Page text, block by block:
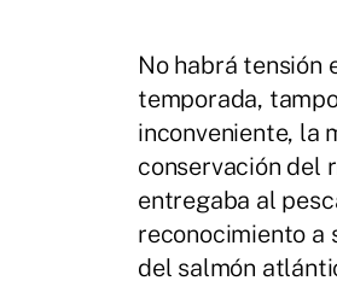
No habrá tensión
temporada,
inconveniente, la
conservación del
entregaba al
reconocimiento a
del salmón